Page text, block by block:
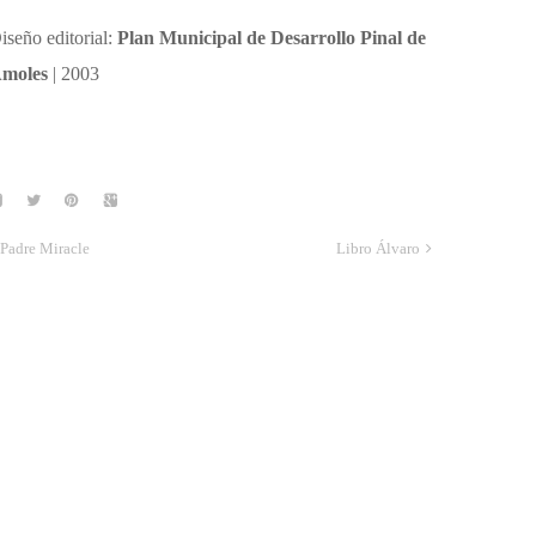
editorial:Plan Municipal de Desarrollo Pinal de
| 2003
Padre Miracle Libro Álvaro